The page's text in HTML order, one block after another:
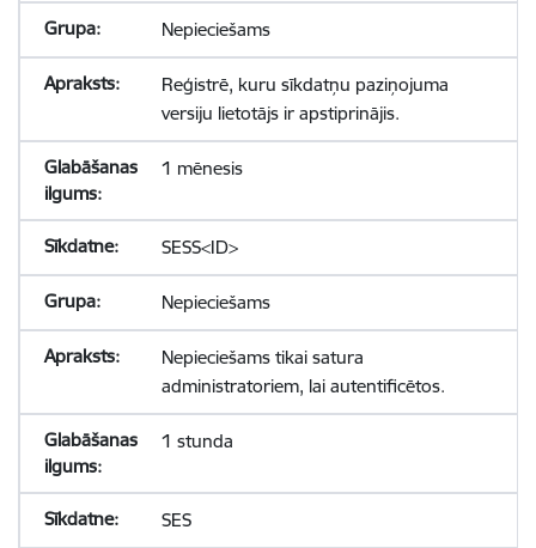
Nepieciešams
Reģistrē, kuru sīkdatņu paziņojuma
versiju lietotājs ir apstiprinājis.
1 mēnesis
SESS<ID>
Nepieciešams
Nepieciešams tikai satura
administratoriem, lai autentificētos.
1 stunda
SES